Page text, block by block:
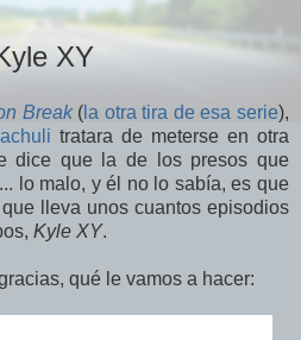
XY
Break( la otra tira de esa serie),
tratara de meterse en otra
dice que la de los presos que
lo malo, y él no lo sabía, es que
lleva unos cuantos episodios
Kyle XY.
qué le vamos a hacer: